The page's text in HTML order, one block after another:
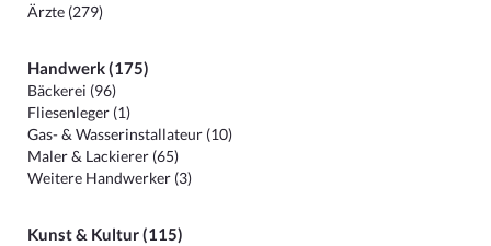
Ärzte (279)
Handwerk (175)
Bäckerei (96)
Fliesenleger (1)
Gas- & Wasserinstallateur (10)
Maler & Lackierer (65)
Weitere Handwerker (3)
Kunst & Kultur (115)